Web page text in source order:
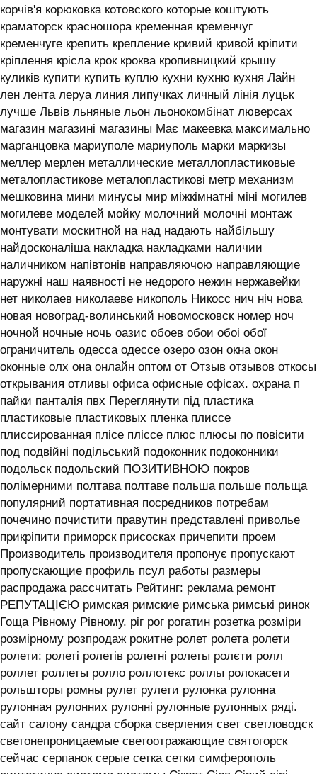
корчів'я корюковка котовского которые коштують
краматорск красношора кременная кременчуг
кременчуге крепить крепление кривий кривой кріпити
кріплення крісла крок кроква кропивницкий крышу
куликів купити купить куплю кухни кухню кухня ‎Лайн
лен лента леруа линия липучках личный лінія луцьк
лучше Львів льняные льон льонокомбінат люверсах
магазин магазині магазины Має макеевка максимально
марганцовка мариуполе мариуполь марки маркизы
меллер мерлен металлические металлопластиковые
металопластикове металопластикові метр механизм
мешковина мини минусы мир міжкімнатні міні могилев
могилеве моделей мойку молочний молочні монтаж
монтувати москитной на над надають найбільшу
найдосконаліша накладка накладками наличии
наличником напівтонів направляючою направляющие
наружні наш наявності не недорого нежин нержавейки
нет николаев николаеве никополь Никосс нич ніч нова
новая новоград-волинський новомосковск номер ноч
ночной ночные ночь оазис обоев обои обоі обої
ограничитель одесса одессе озеро озон окна окон
оконные олх она онлайн оптом от Отзыв отзывов откосы
открывания отливы офиса офисные офісах. охрана п
пайки панталія пвх Переглянути під пластика
пластиковые пластиковых пленка плиссе
плиссированная плісе пліссе плюс плюсы по повісити
под подвійні подільський подоконник подоконники
подольск подольский ПОЗИТИВНОЮ покров
полімерними полтава полтаве польша польше польща
популярний портативная посредников потребам
почечино почистити правутин представлені приволье
прикріпити приморск присосках причепити проем
Производитель производителя пропонує пропускают
пропускающие профиль псул работы размеры
распродажа рассчитать Рейтинг: реклама ремонт
РЕПУТАЦІЄЮ римская римские римська римські ринок
Гоща Рівному Рівному. ріг рог рогатин розетка розміри
розмірному розпродаж рокитне ролет ролета ролети
ролети: ролеті ролетів ролетні ролеты ролєти ролл
роллет роллеты ролло роллотекс роллы ролокасети
рольшторы ромны рулет рулети рулонка рулонна
рулонная рулонних рулонні рулонные рулонных ряді.
сайт салону сандра сборка сверления свет светловодск
светонепроницаемые светоотражающие святогорск
сейчас серпанок серые сетка сетки симферополь